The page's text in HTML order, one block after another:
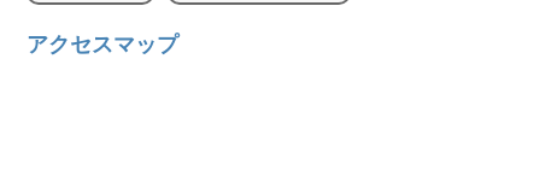
アクセスマップ